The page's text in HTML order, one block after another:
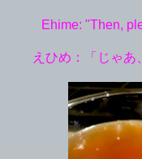
Ehime: "Then,
えひめ：「じゃ